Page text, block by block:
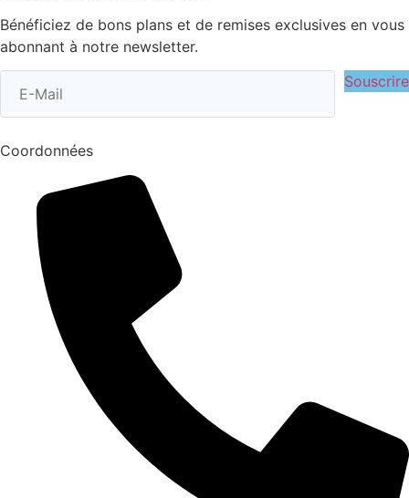
Bénéficiez de bons plans et de remises exclusives en vous
abonnant à notre newsletter.
Souscrire
Coordonnées